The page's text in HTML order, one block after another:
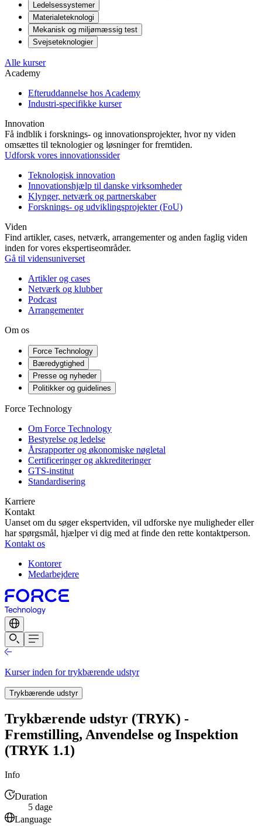
Ledelsessystemer
Materialeteknologi
Mekanisk og miljømæssig test
Svejseteknologier
Alle kurser
Academy
Efteruddannelse hos Academy
Industri-specifikke kurser
Innovation
Få indblik i forsknings- og innovationsprojekter, hvor ny viden
omsættes til teknologier og løsninger for fremtiden.
Udforsk vores innovationssider
Teknologisk innovation
Innovationshjælp til danske virksomheder
Klynger, netværk og partnerskaber
Forsknings- og udviklingsprojekter (FoU)
Viden
Find artikler, cases, netværk, arrangementer og anden faglig viden
inden for vores ekspertiseområder.
Gå til vidensuniverset
Artikler og cases
Netværk og klubber
Podcast
Arrangementer
Om os
Force Technology
Bæredygtighed
Presse og nyheder
Politikker og guidelines
Force Technology
Om Force Technology
Bestyrelse og ledelse
Årsrapporter og økonomiske nøgletal
Certificeringer og akkrediteringer
GTS-institut
Standardisering
Karriere
Kontakt
Uanset om du søger ekspertviden, vil udforske nye muligheder eller
har spørgsmål, hjælper vi dig med at finde den rette kontaktperson.
Kontakt os
Kontorer
Medarbejdere
Kurser inden for trykbærende udstyr
Trykbærende udstyr
Trykbærende udstyr (TRYK) -
Fremstilling, Anvendelse og Inspektion
(TRYK 1.1)
Info
Duration
5 dage
Language